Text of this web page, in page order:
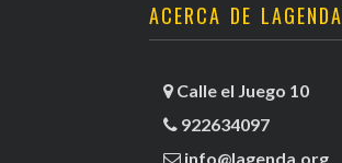
ACERCA DE LAGENDA
Calle el Juego 10
922634097
info@lagenda.org